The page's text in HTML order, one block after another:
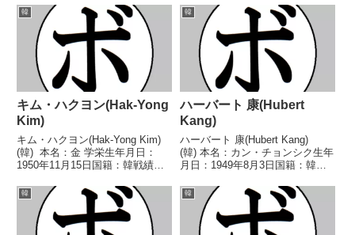
トル】なし 【戦歴】
2024/04/06 ○2RTKO イム・テ
ヒョン(韓)2024/...
なし 【戦歴】2023/07/30
●4RKO カン・キョンミン
(韓)2024/04/13 ○...
韓
キム・ハクヨン(Hak-Yong
Kim)
キム・ハクヨン(Hak-Yong Kim)
(韓) 本名：金 学栄生年月日：
1950年11月15日国籍：韓戦績：
トル】韓国フライ級王座 【戦
歴】1971/08/27 ●6R判定 (採点
不明) 浜田...
韓
ハーバート 康(Hubert
Kang)
ハーバート 康(Hubert Kang)
(韓) 本名：カン・チョンシク生年
月日：1949年8月3日国籍：韓戦
分 【獲得タイトル】韓国スーパ
ーバンタム級王座韓国フェザー級
王座第8代OBF東洋(OPBF東洋
太...
韓 韓